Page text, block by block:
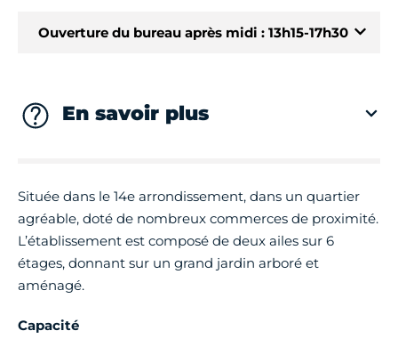
Lundi 09h00 - 12h30
Jeudi 09h00 - 12h30
Vendredi 09h00 - 12h30
Ouverture du bureau après midi : 13h15-17h30
Lundi 13h15 - 17h30
Mercredi 13h15 - 17h30
13h15 - 17h30
Vendredi
En savoir plus
Située dans le 14e arrondissement, dans un quartier
agréable, doté de nombreux commerces de proximité.
L’établissement est composé de deux ailes sur 6
étages, donnant sur un grand jardin arboré et
aménagé.
Capacité